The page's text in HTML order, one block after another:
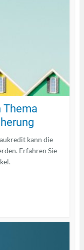
Thema
kann die
Erfahren Sie